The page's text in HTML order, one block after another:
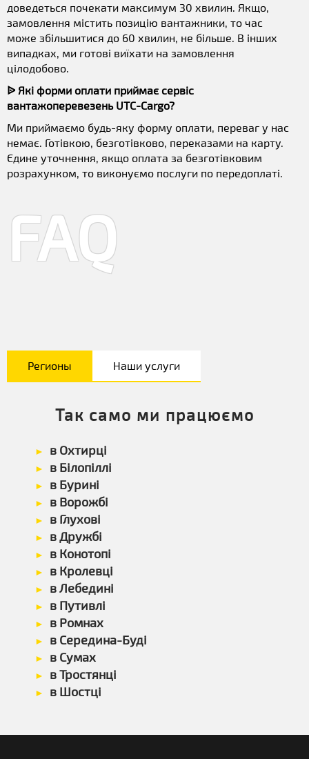
доведеться почекати максимум 30 хвилин. Якщо,
замовлення містить позицію вантажники, то час
може збільшитися до 60 хвилин, не більше. В інших
випадках, ми готові виїхати на замовлення
цілодобово.
ᐉ Які форми оплати приймає сервіс
вантажоперевезень UTC-Cargo?
Ми приймаємо будь-яку форму оплати, переваг у нас
немає. Готівкою, безготівково, переказами на карту.
Єдине уточнення, якщо оплата за безготівковим
розрахунком, то виконуємо послуги по передоплаті.
FAQ
Регионы Наши услуги
Так само ми працюємо
в Охтирці
в Білопіллі
в Бурині
в Ворожбі
в Глухові
в Дружбі
в Конотопі
в Кролевці
в Лебедині
в Путивлі
в Ромнах
в Середина-Буді
в Сумах
в Тростянці
в Шостці